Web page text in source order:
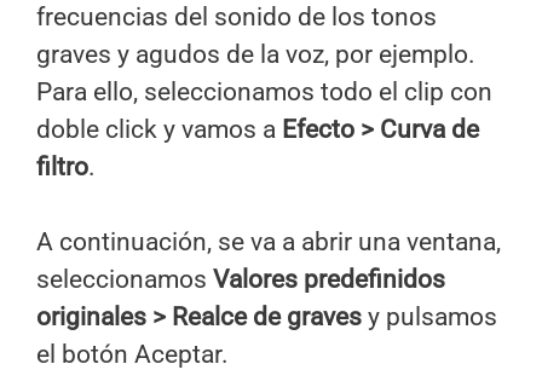
frecuencias del sonido de los tonos
graves y agudos de la voz, por ejemplo.
Para ello, seleccionamos todo el clip con
doble click y vamos a Efecto > Curva de
filtro.
A continuación, se va a abrir una ventana,
seleccionamos Valores predefinidos
originales > Realce de graves y pulsamos
el botón Aceptar.